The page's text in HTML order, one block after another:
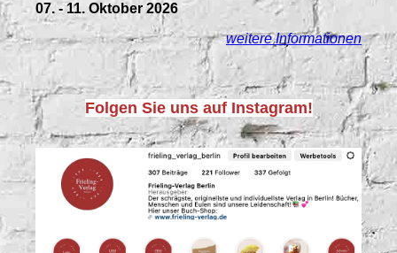
07. - 11. Oktober 2026
weitere Informationen
Folgen Sie uns auf Instagram!